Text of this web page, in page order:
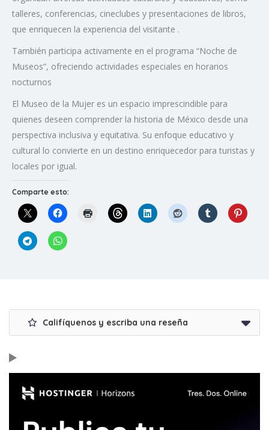
talleres, conferencias, cineclubes y presentaciones de libros,
que enriquecen la experiencia del visitante .
También participa activamente en el programa “Noche de
Museos”, ofreciendo actividades especiales en horarios
nocturnos
El Museo de la Mujer es un espacio imprescindible para
quienes deseen comprender la historia de México desde una
perspectiva inclusiva y equitativa. Su enfoque educativo y
cultural lo convierte en un destino enriquecedor para turistas y
locales por igual.
Comparte esto:
Califíquenos y escriba una reseña